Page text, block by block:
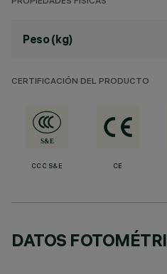
Peso (kg)
CERTIFICACIÓN DEL PRODUCTO
CCC S&E CE
DATOS